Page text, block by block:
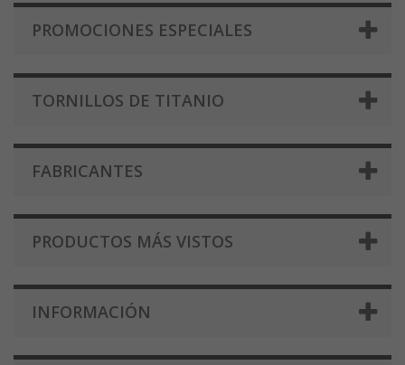
PROMOCIONES ESPECIALES
TORNILLOS DE TITANIO
FABRICANTES
PRODUCTOS MÁS VISTOS
INFORMACIÓN